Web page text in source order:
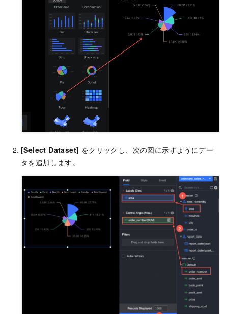
[Select Dataset] をクリックし、次の図に示すようにデー
タを追加します。